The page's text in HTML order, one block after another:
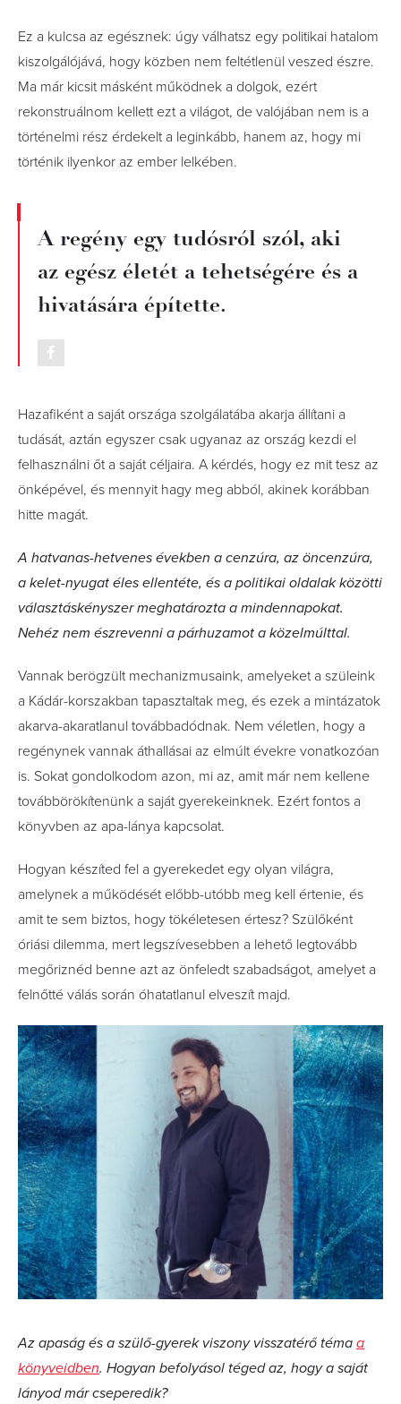
Ez a kulcsa az egésznek: úgy válhatsz egy politikai hatalom
kiszolgálójává, hogy közben nem feltétlenül veszed észre.
Ma már kicsit másként működnek a dolgok, ezért
rekonstruálnom kellett ezt a világot, de valójában nem is a
történelmi rész érdekelt a leginkább, hanem az, hogy mi
történik ilyenkor az ember lelkében.
A regény egy tudósról szól, aki
az egész életét a tehetségére és a
hivatására építette.
Hazafiként a saját országa szolgálatába akarja állítani a
tudását, aztán egyszer csak ugyanaz az ország kezdi el
felhasználni őt a saját céljaira. A kérdés, hogy ez mit tesz az
önképével, és mennyit hagy meg abból, akinek korábban
hitte magát.
A hatvanas-hetvenes években a cenzúra, az öncenzúra,
a kelet-nyugat éles ellentéte, és a politikai oldalak közötti
választáskényszer meghatározta a mindennapokat.
Nehéz nem észrevenni a párhuzamot a közelmúlttal.
Vannak berögzült mechanizmusaink, amelyeket a szüleink
a Kádár-korszakban tapasztaltak meg, és ezek a mintázatok
akarva-akaratlanul továbbadódnak. Nem véletlen, hogy a
regénynek vannak áthallásai az elmúlt évekre vonatkozóan
is. Sokat gondolkodom azon, mi az, amit már nem kellene
továbbörökítenünk a saját gyerekeinknek. Ezért fontos a
könyvben az apa-lánya kapcsolat.
Hogyan készíted fel a gyerekedet egy olyan világra,
amelynek a működését előbb-utóbb meg kell értenie, és
amit te sem biztos, hogy tökéletesen értesz? Szülőként
óriási dilemma, mert legszívesebben a lehető legtovább
megőriznéd benne azt az önfeledt szabadságot, amelyet a
felnőtté válás során óhatatlanul elveszít majd.
Az apaság és a szülő-gyerek viszony visszatérő téma a
könyveidben. Hogyan befolyásol téged az, hogy a saját
lányod már cseperedik?